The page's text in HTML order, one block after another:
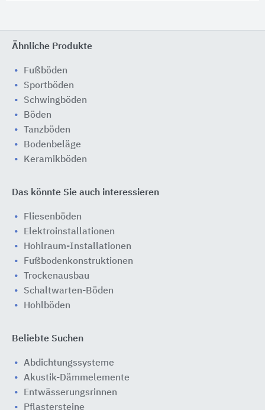
Ähnliche Produkte
Fußböden
Sportböden
Schwingböden
Böden
Tanzböden
Bodenbeläge
Keramikböden
Das könnte Sie auch interessieren
Fliesenböden
Elektroinstallationen
Hohlraum-Installationen
Fußbodenkonstruktionen
Trockenausbau
Schaltwarten-Böden
Hohlböden
Beliebte Suchen
Abdichtungssysteme
Akustik-Dämmelemente
Entwässerungsrinnen
Pflastersteine